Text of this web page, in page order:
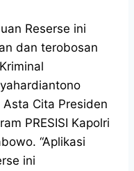
Reserse ini
dan terobosan
Cita Presiden
PRESISI Kapolri
“Aplikasi
ini